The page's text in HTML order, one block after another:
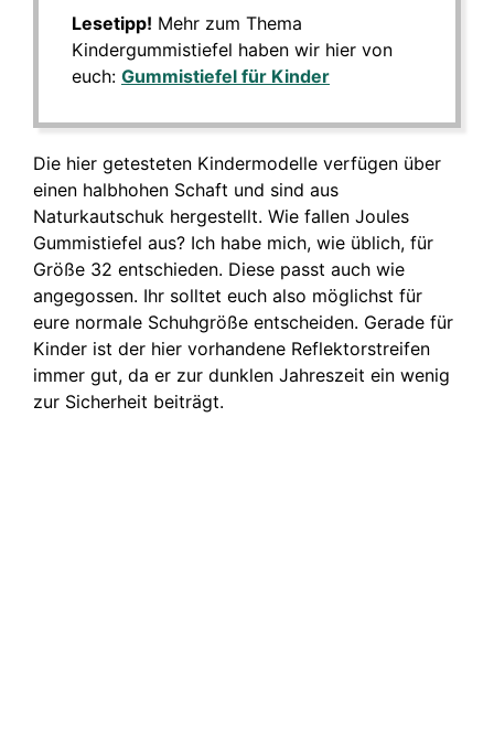
Lesetipp! Mehr zum Thema
Kindergummistiefel haben wir hier von
euch: Gummistiefel für Kinder
Die hier getesteten Kindermodelle verfügen über
einen halbhohen Schaft und sind aus
Naturkautschuk hergestellt. Wie fallen Joules
Gummistiefel aus? Ich habe mich, wie üblich, für
Größe 32 entschieden. Diese passt auch wie
angegossen. Ihr solltet euch also möglichst für
eure normale Schuhgröße entscheiden. Gerade für
Kinder ist der hier vorhandene Reflektorstreifen
immer gut, da er zur dunklen Jahreszeit ein wenig
zur Sicherheit beiträgt.